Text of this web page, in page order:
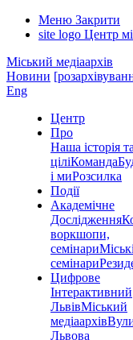
Меню Закрити
site logo Центр
Міський медіаархів
Новини
Eng
Центр
Про
Наша історія та
ціліКоманда
і миРозсилка
Події
Академічне
Дослідження
воркшопи,
семінариМіські
семінари
Цифрове
Інтерактивний
ЛьвівМіський
медіаархів
Львова